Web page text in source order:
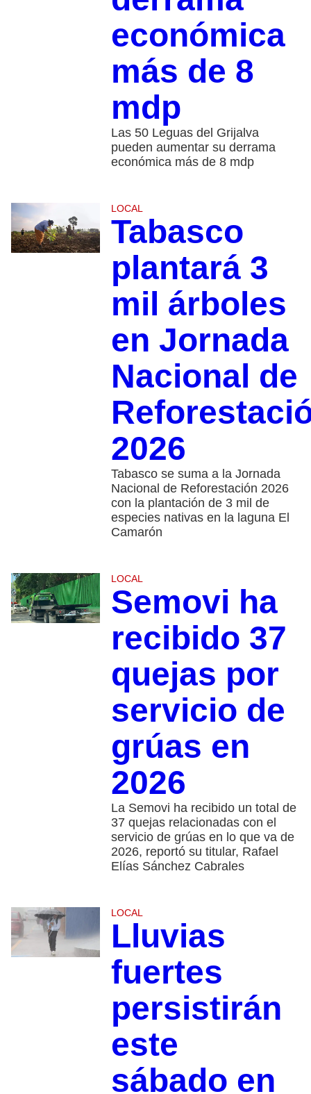
económica
más de 8
mdp
Las 50 Leguas del Grijalva
pueden aumentar su derrama
económica más de 8 mdp
LOCAL
Tabasco
plantará 3
mil árboles
en Jornada
Nacional de
2026
Tabasco se suma a la Jornada
Nacional de Reforestación 2026
con la plantación de 3 mil de
especies nativas en la laguna El
Camarón
LOCAL
Semovi ha
recibido 37
quejas por
servicio de
grúas en
2026
La Semovi ha recibido un total de
37 quejas relacionadas con el
servicio de grúas en lo que va de
2026, reportó su titular, Rafael
Elías Sánchez Cabrales
LOCAL
Lluvias
fuertes
persistirán
este
sábado en